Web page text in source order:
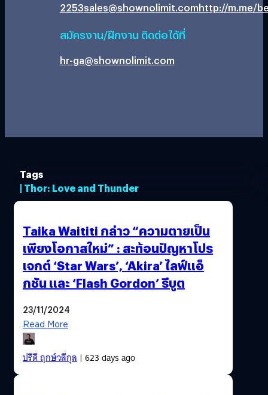
2253sales@shownolimit.comhttp://m.me/
สมัครงาน/ฝึกงาน ติดต่อได้ที่
hr-ga@shownolimit.com
Tags
| Thor: Love and Thunder
Taika Waititi กล่าว “ความตายเป็น
เพียงโอกาสใหม่” : สะท้อนปัญหาโปร
เจกต์ ‘Star Wars’, ‘Akira’ ไลฟ์แอ็
กชัน และ ‘Flash Gordon’ รีบูต
23/11/2024
Read More
ปรีดี ฤกษ์วลีกุล| 623 days ago